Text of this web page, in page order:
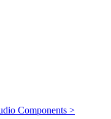
Components >